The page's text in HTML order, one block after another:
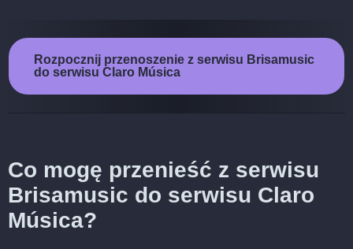
Rozpocznij przenoszenie z serwisu Brisamusic
do serwisu Claro Música
Co mogę przenieść z serwisu
Brisamusic do serwisu Claro
Música?